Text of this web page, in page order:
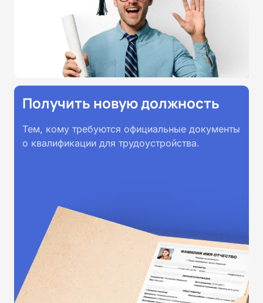
принимаются работодателями по
всей России.
Получить новую должность
Тем, кому требуются официальные документы
о квалификации для трудоустройства.